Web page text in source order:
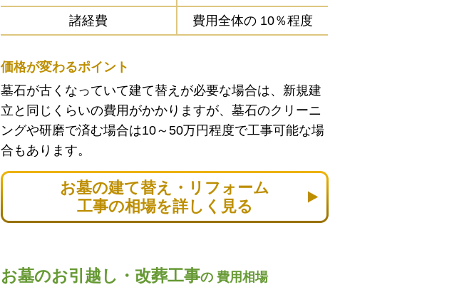
諸経費 費用全体の 10％程度
価格が変わるポイント
墓石が古くなっていて建て替えが必要な場合は、新規建
立と同じくらいの費用がかかりますが、墓石のクリーニ
ングや研磨で済む場合は10～50万円程度で工事可能な場
合もあります。
お墓の建て替え・リフォーム
工事の相場を詳しく見る
お墓のお引越し・改葬工事の 費用相場